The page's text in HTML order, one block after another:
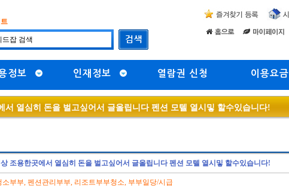
정보 인재정보 열람권 신청 이용요금
열심히 돈을 벌고싶어서 글올립니다 펜션 모텔 열시밓 할수있습니다!
조용한곳에서 열심히 돈을 벌고싶어서 글올립니다 펜션 모텔 열시밓 할수있습니다!
부부, 펜션관리부부, 리조트부부청소, 부부일당/시급